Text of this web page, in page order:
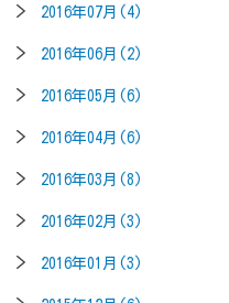
2016年07月(4)
2016年06月(2)
2016年05月(6)
2016年04月(6)
2016年03月(8)
2016年02月(3)
2016年01月(3)